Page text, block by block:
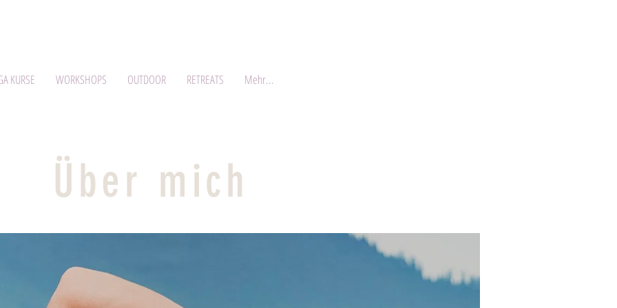
KURSE WORKSHOPS OUTDOOR RETREATS Mehr...
Über mich